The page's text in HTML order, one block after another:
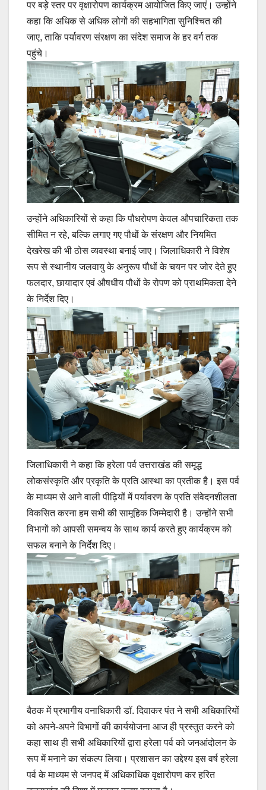
पर बड़े स्तर पर वृक्षारोपण कार्यक्रम आयोजित किए जाएं। उन्होंने
कहा कि अधिक से अधिक लोगों की सहभागिता सुनिश्चित की
जाए, ताकि पर्यावरण संरक्षण का संदेश समाज के हर वर्ग तक
पहुंचे।
उन्होंने अधिकारियों से कहा कि पौधरोपण केवल औपचारिकता तक
सीमित न रहे, बल्कि लगाए गए पौधों के संरक्षण और नियमित
देखरेख की भी ठोस व्यवस्था बनाई जाए। जिलाधिकारी ने विशेष
रूप से स्थानीय जलवायु के अनुरूप पौधों के चयन पर जोर देते हुए
फलदार, छायादार एवं औषधीय पौधों के रोपण को प्राथमिकता देने
के निर्देश दिए।
जिलाधिकारी ने कहा कि हरेला पर्व उत्तराखंड की समृद्ध
लोकसंस्कृति और प्रकृति के प्रति आस्था का प्रतीक है। इस पर्व
के माध्यम से आने वाली पीढ़ियों में पर्यावरण के प्रति संवेदनशीलता
विकसित करना हम सभी की सामूहिक जिम्मेदारी है। उन्होंने सभी
विभागों को आपसी समन्वय के साथ कार्य करते हुए कार्यक्रम को
सफल बनाने के निर्देश दिए।
बैठक में प्रभागीय वनाधिकारी डॉ. दिवाकर पंत ने सभी अधिकारियों
को अपने-अपने विभागों की कार्ययोजना आज ही प्रस्तुत करने को
कहा साथ ही सभी अधिकारियों द्वारा हरेला पर्व को जनआंदोलन के
रूप में मनाने का संकल्प लिया। प्रशासन का उद्देश्य इस वर्ष हरेला
पर्व के माध्यम से जनपद में अधिकाधिक वृक्षारोपण कर हरित